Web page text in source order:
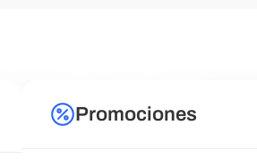
Promociones